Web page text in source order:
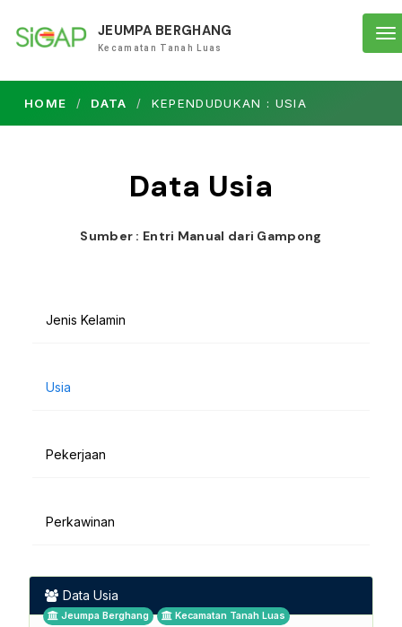
JEUMPA BERGHANG
Kecamatan Tanah Luas
HOME DATA KEPENDUDUKAN : USIA
Data Usia
Sumber : Entri Manual dari Gampong
Jenis Kelamin
Usia
Pekerjaan
Perkawinan
Data Usia
Jeumpa Berghang
Kecamatan Tanah Luas